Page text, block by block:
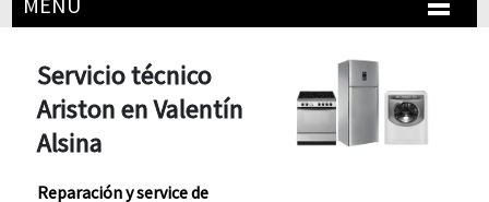
Servicio técnico
Ariston en Valentín
Alsina
Reparación y service de